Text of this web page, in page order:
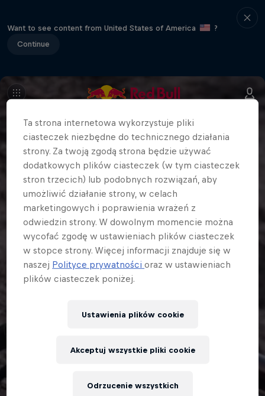
Want to see content from United States of America
?
Continue
Ta strona internetowa wykorzystuje pliki
ciasteczek niezbędne do technicznego działania
strony. Za twoją zgodą strona będzie używać
dodatkowych plików ciasteczek (w tym ciasteczek
stron trzecich) lub podobnych rozwiązań, aby
umożliwić działanie strony, w celach
marketingowych i poprawienia wrażeń z
odwiedzin strony. W dowolnym momencie można
wycofać zgodę w ustawieniach plików ciasteczek
w stopce strony. Więcej informacji znajduje się w
naszej Polityce prywatnościoraz w ustawieniach
plików ciasteczek poniżej.
Ustawienia plików cookie
Odrzucenie wszystkich
Akceptuj wszystkie pliki cookie